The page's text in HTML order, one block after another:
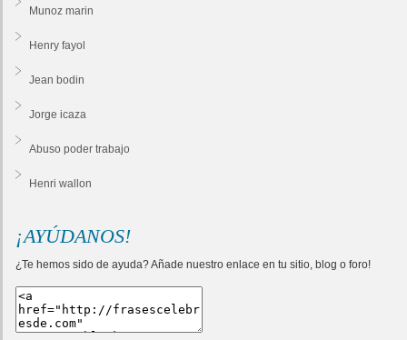
Munoz marin
Henry fayol
Jean bodin
Jorge icaza
Abuso poder trabajo
Henri wallon
¡AYÚDANOS!
¿Te hemos sido de ayuda? Añade nuestro enlace en tu sitio, blog o foro!